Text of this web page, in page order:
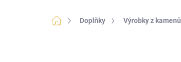
Domů Doplňky Výrobky z kamenů